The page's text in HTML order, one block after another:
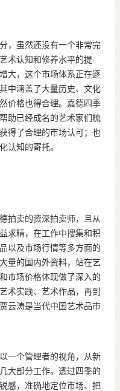
虽然还没有一个非常完
术认知和修养水平的提
大，这个市场体系正在逐
中涵盖了大量历史、文化
价格也得合理。嘉德四季
助已经成名的艺术家们梳
得了合理的市场认可；也
认知的寄托。
卖的资深拍卖师，且从
求精，在工作中搜集和积
以及市场行情等多方面的
量的国内外资料，站在艺
市场价格体现做了深入的
术实践、艺术作品，再到
云涛是当代中国艺术品市
个管理者的视角，从新
大部分工作。透过四季的
感，准确地定位市场、把